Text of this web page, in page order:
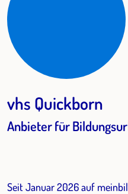
vhs Quickborn
Anbieter für
Seit Januar 2026 auf